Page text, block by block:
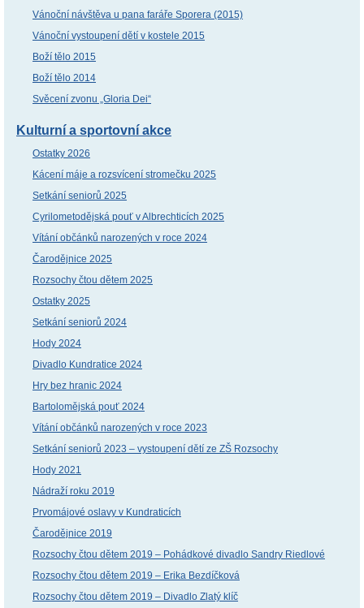
Vánoční návštěva u pana faráře Sporera (2015)
Vánoční vystoupení dětí v kostele 2015
Boží tělo 2015
Boží tělo 2014
Svěcení zvonu „Gloria Dei“
Kulturní a sportovní akce
Ostatky 2026
Kácení máje a rozsvícení stromečku 2025
Setkání seniorů 2025
Cyrilometodějská pouť v Albrechticích 2025
Vítání občánků narozených v roce 2024
Čarodějnice 2025
Rozsochy čtou dětem 2025
Ostatky 2025
Setkání seniorů 2024
Hody 2024
Divadlo Kundratice 2024
Hry bez hranic 2024
Bartolomějská pouť 2024
Vítání občánků narozených v roce 2023
Setkání seniorů 2023 – vystoupení dětí ze ZŠ Rozsochy
Hody 2021
Nádraží roku 2019
Prvomájové oslavy v Kundraticích
Čarodějnice 2019
Rozsochy čtou dětem 2019 – Pohádkové divadlo Sandry Riedlové
Rozsochy čtou dětem 2019 – Erika Bezdíčková
Rozsochy čtou dětem 2019 – Divadlo Zlatý klíč